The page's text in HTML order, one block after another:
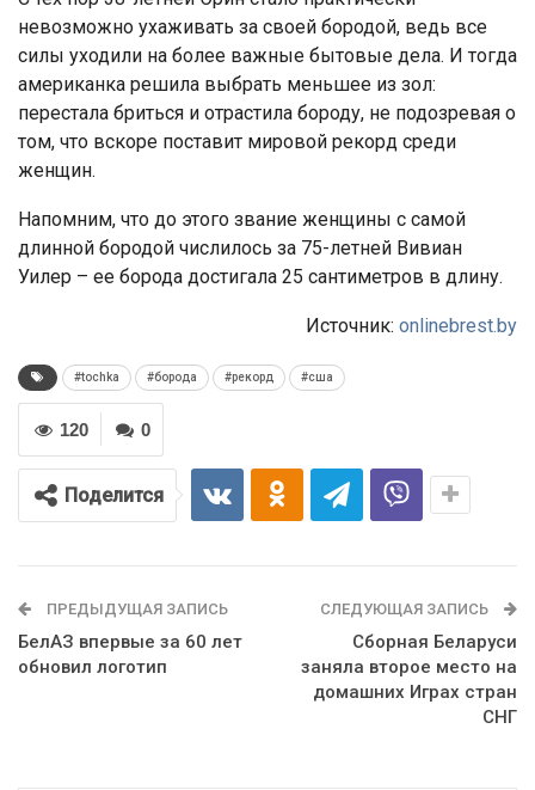
невозможно ухаживать за своей бородой, ведь все
силы уходили на более важные бытовые дела. И тогда
американка решила выбрать меньшее из зол:
перестала бриться и отрастила бороду, не подозревая о
том, что вскоре поставит мировой рекорд среди
женщин.
Напомним, что до этого звание женщины с самой
длинной бородой числилось за 75-летней Вивиан
Уилер – ее борода достигала 25 сантиметров в длину.
Источник: onlinebrest.by
#tochka #борода #рекорд #сша
0
120
Поделится
ПРЕДЫДУЩАЯ ЗАПИСЬ
БелАЗ впервые за 60 лет
обновил логотип
СЛЕДУЮЩАЯ ЗАПИСЬ
Сборная Беларуси
заняла второе место на
домашних Играх стран
СНГ